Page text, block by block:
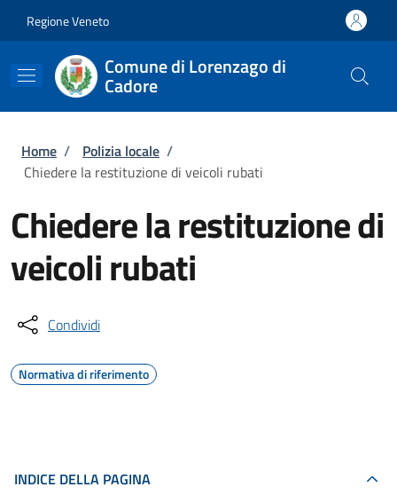
Regione Veneto
Comune di Lorenzago di
Cadore
Briciole di pane
Home / Polizia locale /
Chiedere la restituzione di veicoli rubati
Chiedere la restituzione di
veicoli rubati
Condividi
Normativa di riferimento
INDICE DELLA PAGINA